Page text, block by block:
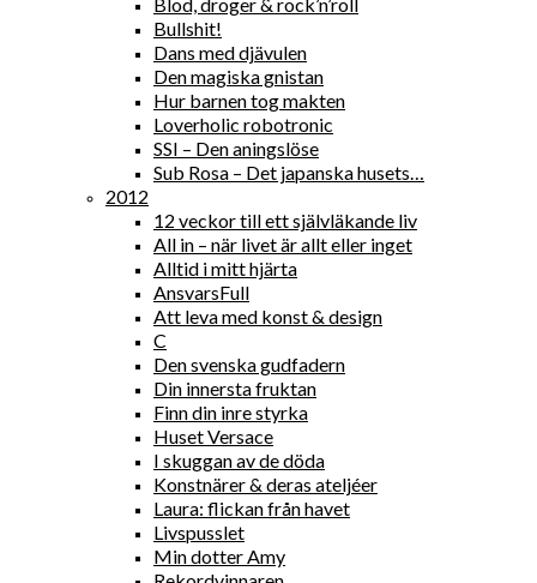
Bullshit!
Dans med djävulen
Den magiska gnistan
Hur barnen tog makten
Loverholic robotronic
SSI – Den aningslöse
Sub Rosa – Det japanska husets…
2012
12 veckor till ett självläkande liv
All in – när livet är allt eller inget
Alltid i mitt hjärta
AnsvarsFull
Att leva med konst & design
C
Den svenska gudfadern
Din innersta fruktan
Finn din inre styrka
Huset Versace
I skuggan av de döda
Konstnärer & deras ateljéer
Laura: flickan från havet
Livspusslet
Min dotter Amy